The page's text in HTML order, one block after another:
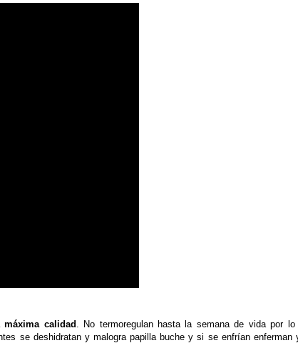
calidad . No termoregulan hasta la semana de vida por lo
se deshidratan y malogra papilla buche y si se enfrían enferman